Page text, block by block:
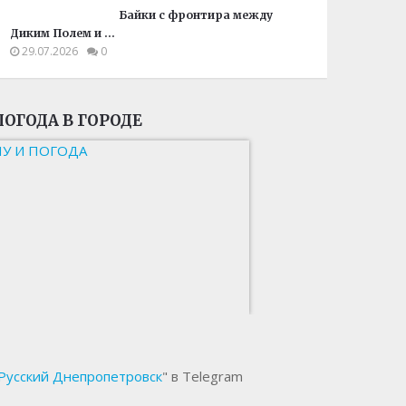
Байки с фронтира между
Диким Полем и …
29.07.2026 0
В ГОРОДЕ
И ПОГОДА
Днепропетровск" в Telegram